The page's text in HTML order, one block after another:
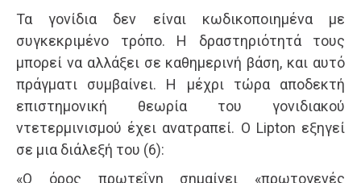
Τα γονίδια δεν είναι κωδικοποιημένα με
συγκεκριμένο τρόπο. Η δραστηριότητά τους
μπορεί να αλλάξει σε καθημερινή βάση, και αυτό
πράγματι συμβαίνει. Η μέχρι τώρα αποδεκτή
επιστημονική θεωρία του γονιδιακού
ντετερμινισμού έχει ανατραπεί. Ο Lipton εξηγεί
σε μια διάλεξή του (6):
«Ο όρος πρωτεΐνη σημαίνει «πρωτογενές